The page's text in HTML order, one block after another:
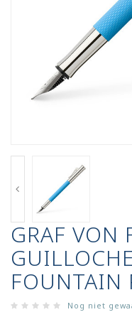
GRAF VON
FOUNTAIN
Nog niet